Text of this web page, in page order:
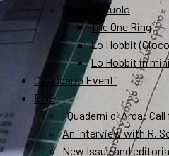
Gioco di Ruolo
The One Ring
Lo Hobbit
Lo Hobbit in
Calendario Eventi
ENG
I Quaderni di Arda:
An interview with R.
New Issue and